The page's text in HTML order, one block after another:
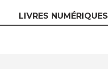
LIVRES NUMÉRIQUES